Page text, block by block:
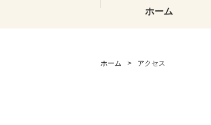
ホーム
ホーム > アクセス